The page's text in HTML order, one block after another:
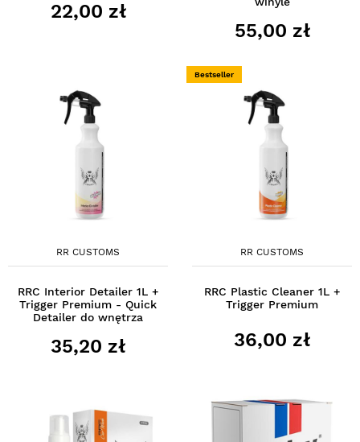
22,00 zł
55,00 zł
RR CUSTOMS
RRC Interior Detailer 1L +
Trigger Premium - Quick
Detailer do wnętrza
35,20 zł
Bestseller
RR CUSTOMS
RRC Plastic Cleaner 1L +
Trigger Premium
36,00 zł